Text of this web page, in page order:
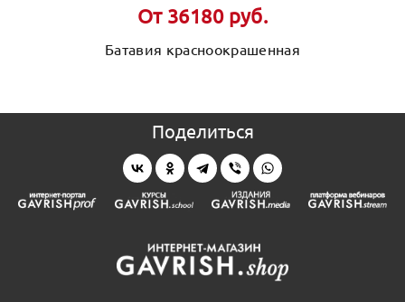
От 36180 руб.
Батавия красноокрашенная
Поделиться